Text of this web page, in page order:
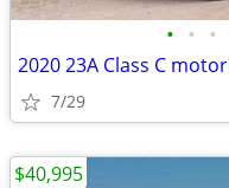
• • •
2020 23A Class C
7/29
$40,995